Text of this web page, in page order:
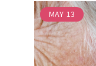
MAY 13